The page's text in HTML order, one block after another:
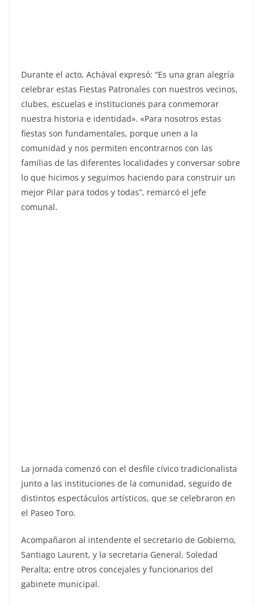
Durante el acto, Achával expresó: “Es una gran alegría
celebrar estas Fiestas Patronales con nuestros vecinos,
clubes, escuelas e instituciones para conmemorar
nuestra historia e identidad». «Para nosotros estas
fiestas son fundamentales, porque unen a la
comunidad y nos permiten encontrarnos con las
familias de las diferentes localidades y conversar sobre
lo que hicimos y seguimos haciendo para construir un
mejor Pilar para todos y todas”, remarcó el jefe
comunal.
La jornada comenzó con el desfile cívico tradicionalista
junto a las instituciones de la comunidad, seguido de
distintos espectáculos artísticos, que se celebraron en
el Paseo Toro.
Acompañaron al intendente el secretario de Gobierno,
Santiago Laurent, y la secretaria General, Soledad
Peralta; entre otros concejales y funcionarios del
gabinete municipal.